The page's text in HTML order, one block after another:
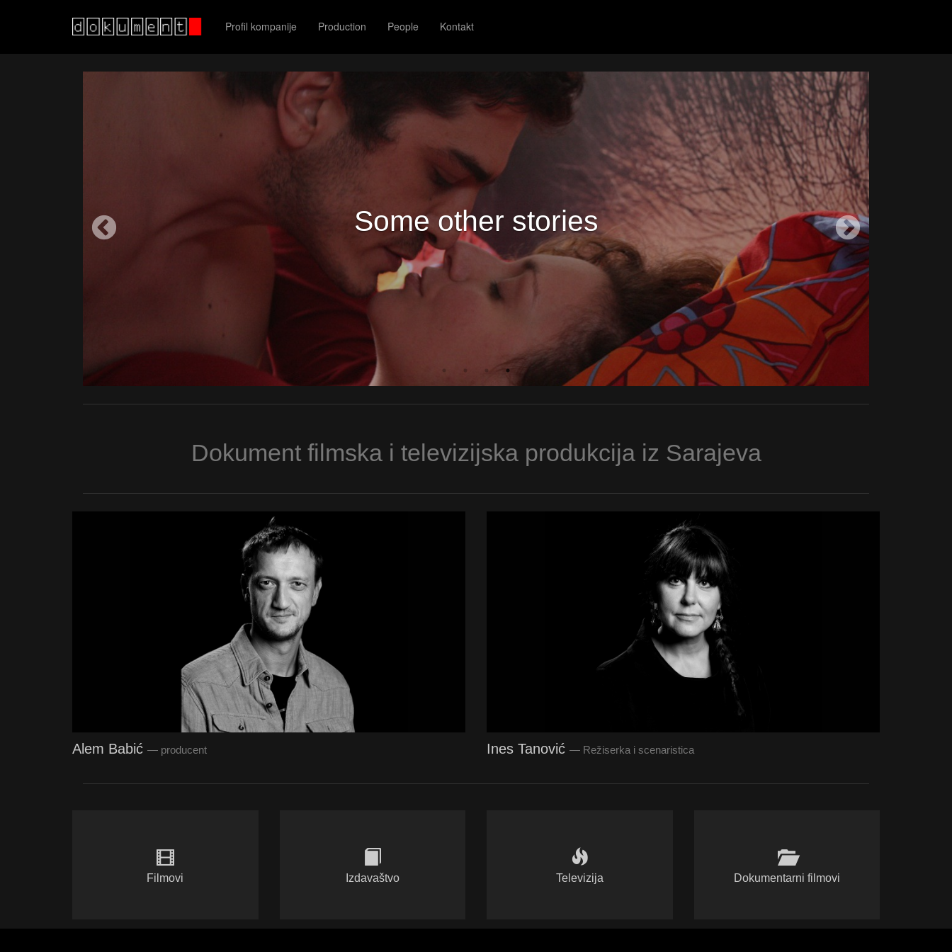
Profil kompanije Production People Kontakt
Some other stories
Dokument filmska i televizijska produkcija iz Sarajeva
Alem Babić — producent Ines Tanović — Režiserka i scenaristica
Filmovi Izdavaštvo Televizija Dokumentarni filmovi